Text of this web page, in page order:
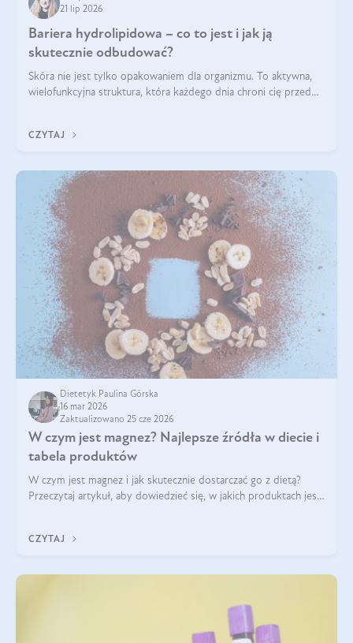
21 lip 2026
Bariera hydrolipidowa – co to jest i jak ją
skutecznie odbudować?
Skóra nie jest tylko opakowaniem dla organizmu. To aktywna,
wielofunkcyjna struktura, która każdego dnia chroni cię przed
bariera hydrolipidowa.
CZYTAJ
Dietetyk Paulina Górska
16 mar 2026
Zaktualizowano 25 cze 2026
W czym jest magnez? Najlepsze źródła w diecie i
tabela produktów
W czym jest magnez i jak skutecznie dostarczać go z dietą?
Przeczytaj artykuł, aby dowiedzieć się, w jakich produktach jest
CZYTAJ